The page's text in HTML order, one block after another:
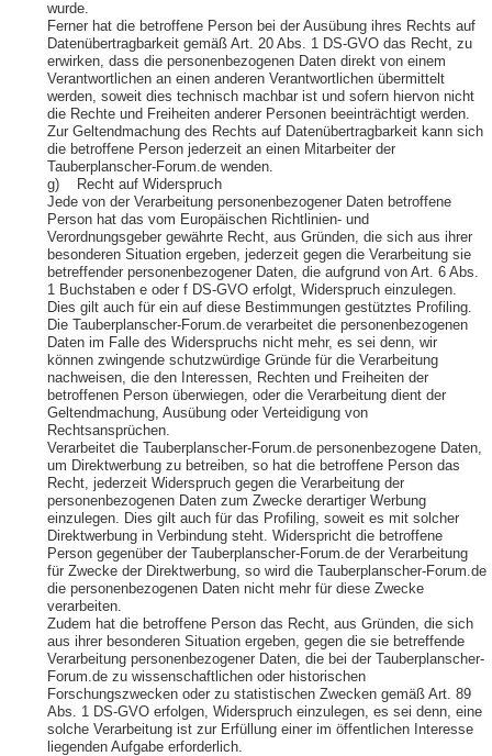
wurde.
Ferner hat die betroffene Person bei der Ausübung ihres Rechts auf
Datenübertragbarkeit gemäß Art. 20 Abs. 1 DS-GVO das Recht, zu
erwirken, dass die personenbezogenen Daten direkt von einem
Verantwortlichen an einen anderen Verantwortlichen übermittelt
werden, soweit dies technisch machbar ist und sofern hiervon nicht
die Rechte und Freiheiten anderer Personen beeinträchtigt werden.
Zur Geltendmachung des Rechts auf Datenübertragbarkeit kann sich
die betroffene Person jederzeit an einen Mitarbeiter der
Tauberplanscher-Forum.de wenden.
g) Recht auf Widerspruch
Jede von der Verarbeitung personenbezogener Daten betroffene
Person hat das vom Europäischen Richtlinien- und
Verordnungsgeber gewährte Recht, aus Gründen, die sich aus ihrer
besonderen Situation ergeben, jederzeit gegen die Verarbeitung sie
betreffender personenbezogener Daten, die aufgrund von Art. 6 Abs.
1 Buchstaben e oder f DS-GVO erfolgt, Widerspruch einzulegen.
Dies gilt auch für ein auf diese Bestimmungen gestütztes Profiling.
Die Tauberplanscher-Forum.de verarbeitet die personenbezogenen
Daten im Falle des Widerspruchs nicht mehr, es sei denn, wir
können zwingende schutzwürdige Gründe für die Verarbeitung
nachweisen, die den Interessen, Rechten und Freiheiten der
betroffenen Person überwiegen, oder die Verarbeitung dient der
Geltendmachung, Ausübung oder Verteidigung von
Rechtsansprüchen.
Verarbeitet die Tauberplanscher-Forum.de personenbezogene Daten,
um Direktwerbung zu betreiben, so hat die betroffene Person das
Recht, jederzeit Widerspruch gegen die Verarbeitung der
personenbezogenen Daten zum Zwecke derartiger Werbung
einzulegen. Dies gilt auch für das Profiling, soweit es mit solcher
Direktwerbung in Verbindung steht. Widerspricht die betroffene
Person gegenüber der Tauberplanscher-Forum.de der Verarbeitung
für Zwecke der Direktwerbung, so wird die Tauberplanscher-Forum.de
die personenbezogenen Daten nicht mehr für diese Zwecke
verarbeiten.
Zudem hat die betroffene Person das Recht, aus Gründen, die sich
aus ihrer besonderen Situation ergeben, gegen die sie betreffende
Verarbeitung personenbezogener Daten, die bei der Tauberplanscher-
Forum.de zu wissenschaftlichen oder historischen
Forschungszwecken oder zu statistischen Zwecken gemäß Art. 89
Abs. 1 DS-GVO erfolgen, Widerspruch einzulegen, es sei denn, eine
solche Verarbeitung ist zur Erfüllung einer im öffentlichen Interesse
liegenden Aufgabe erforderlich.